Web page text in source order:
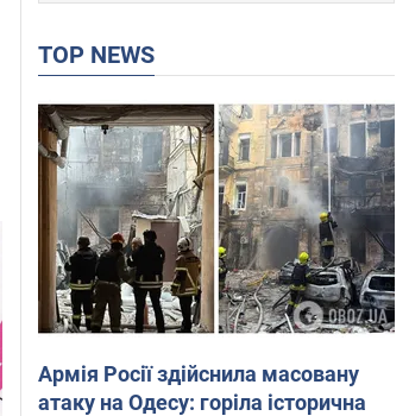
TOP NEWS
Армія Росії здійснила масовану
атаку на Одесу: горіла історична